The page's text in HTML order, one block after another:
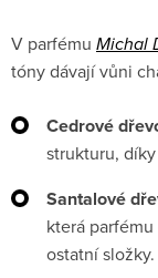
V parfému Michal
tóny dávají vůni
Cedrové
strukturu,
Santalové
která
ostatní složky.